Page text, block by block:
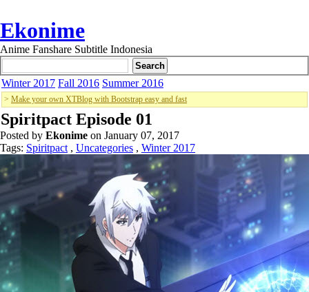
Ekonime
Anime Fanshare Subtitle Indonesia
Winter 2017 Fall 2016 Summer 2016
> Make your own XTBlog with Bootstrap easy and fast
Spiritpact Episode 01
Posted by Ekonime on January 07, 2017
Tags: Spiritpact , Uncategories , Winter 2017